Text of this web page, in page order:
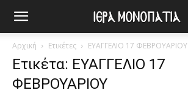
Αρχική Ετικέτες ΕΥΑΓΓΕΛΙΟ 17 ΦΕΒΡΟΥΑΡΙΟΥ
Ετικέτα: ΕΥΑΓΓΕΛΙΟ 17
ΦΕΒΡΟΥΑΡΙΟΥ